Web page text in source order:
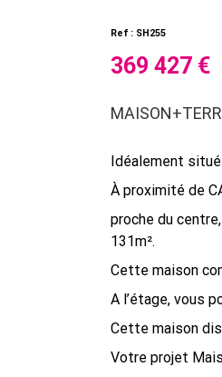
Ref : SH255
369 427 €
Idéalement
À proximité de
proche du
131m².
Cette maison
A l’étage, vous
Cette maison
Votre projet